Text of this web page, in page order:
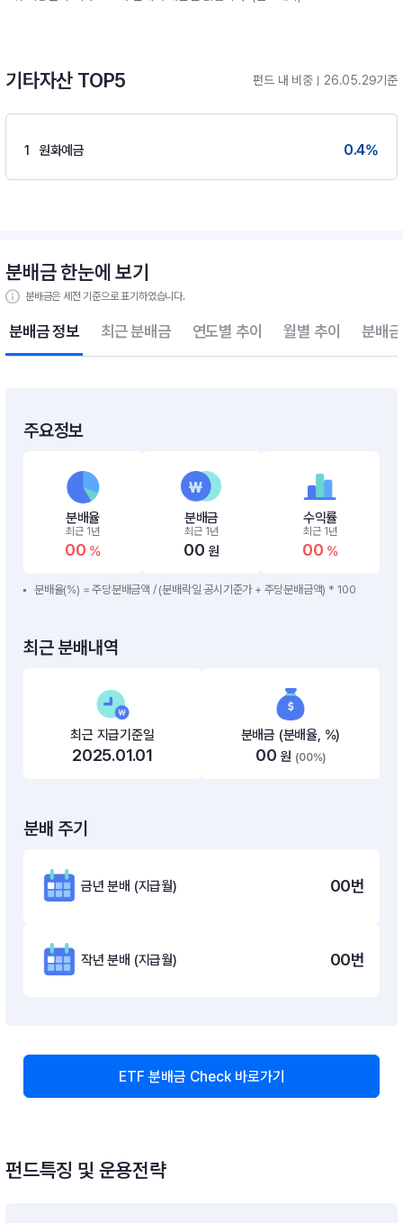
기타자산 TOP5 펀드 내 비중 26.05.29기준
1 원화예금 0.4%
분배금 한눈에 보기
분배금은 세전 기준으로 표기하였습니다.
분배금 정보 최근 분배금 연도별 추이 월별 추이 분배
주요정보
분배율
최근 1년
00 %
분배금
최근 1년
00 원
수익률
최근 1년
00 %
분배율(%) = 주당분배금액 / (분배락일 공시기준가 + 주당분배금액) * 100
최근 분배내역
최근 지급기준일
2025.01.01
분배금 (분배율, %)
00 원 (00%)
분배 주기
금년 분배 (지급월) 00번
작년 분배 (지급월) 00번
ETF 분배금 Check 바로가기
펀드특징 및 운용전략